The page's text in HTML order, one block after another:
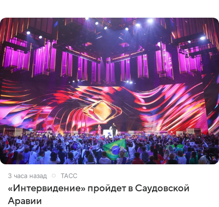
3 часа назад ТАСС
«Интервидение» пройдет в Саудовской
Аравии